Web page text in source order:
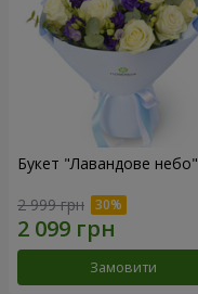
Букет "Лавандове небо"
2 999 грн
Замовити